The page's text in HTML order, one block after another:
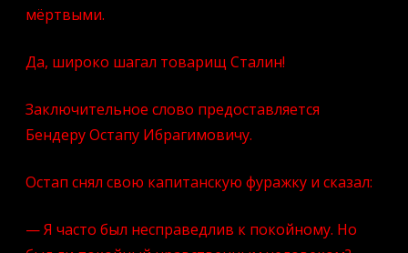
мёртвыми.
Да, широко шагал товарищ Сталин!
Заключительное слово предоставляется
Бендеру Остапу Ибрагимовичу.
Остап снял свою капитанскую фуражку и сказал:
— Я часто был несправедлив к покойному. Но